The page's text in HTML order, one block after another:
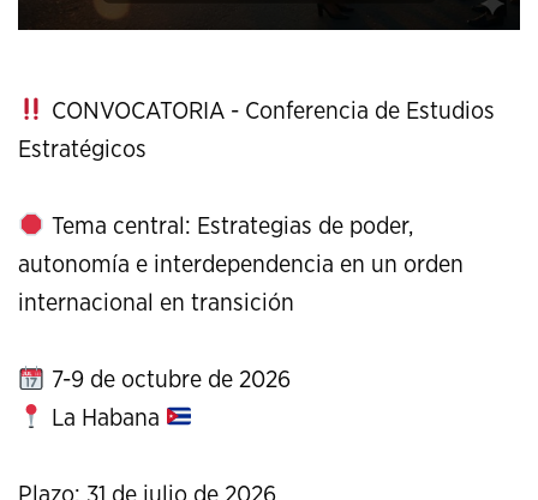
CONVOCATORIA - Conferencia de Estudios
Estratégicos
Tema central: Estrategias de poder,
autonomía e interdependencia en un orden
internacional en transición
7-9 de octubre de 2026
La Habana